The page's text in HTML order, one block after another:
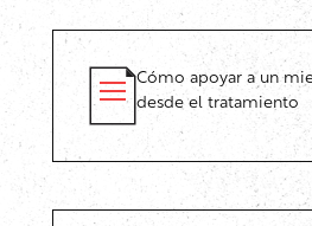
Cómo apoyar a un
desde el tratamiento